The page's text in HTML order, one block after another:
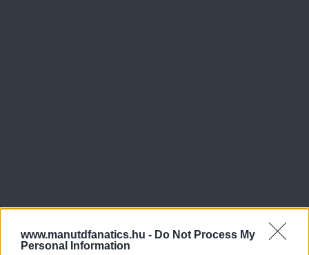
www.manutdfanatics.hu - Do Not Process My
Personal Information